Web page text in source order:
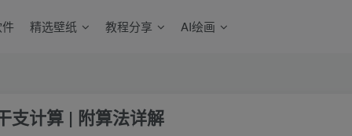
精选壁纸 教程分享 AI绘画
支计算 | 附算法详解